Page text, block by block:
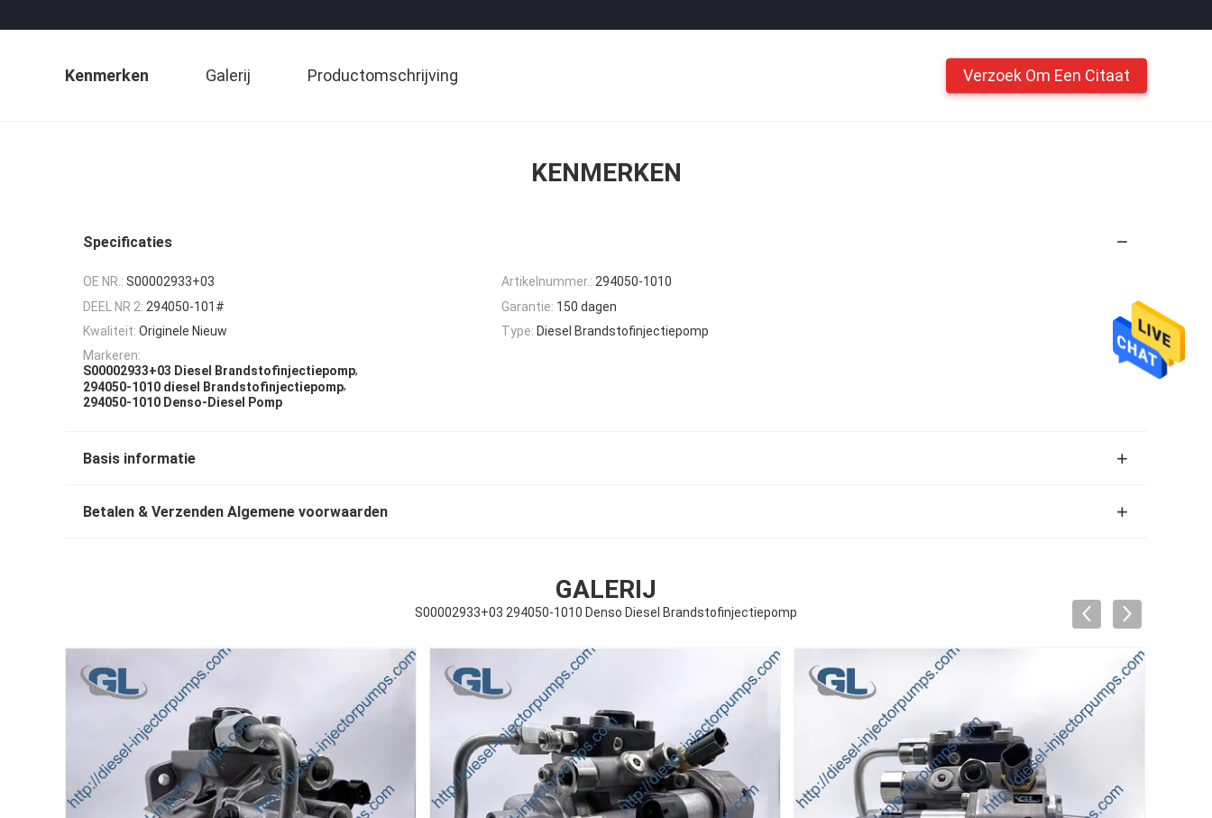
Kenmerken Galerij Productomschrijving Verzoek Om Een Citaat
KENMERKEN
Specificaties
OE NR.: S00002933+03 Artikelnummer.: 294050-1010
DEEL NR 2: 294050-101# Garantie: 150 dagen
Kwaliteit: Originele Nieuw Type: Diesel Brandstofinjectiepomp
Markeren:
S00002933+03 Diesel Brandstofinjectiepomp,
294050-1010 diesel Brandstofinjectiepomp,
294050-1010 Denso-Diesel Pomp
Basis informatie
Betalen & Verzenden Algemene voorwaarden
GALERIJ
S00002933+03 294050-1010 Denso Diesel Brandstofinjectiepomp